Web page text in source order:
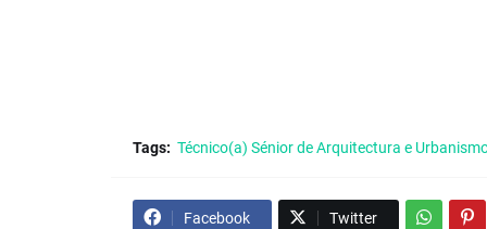
Tags: Técnico(a) Sénior de Arquitectura e
Facebook Twitter